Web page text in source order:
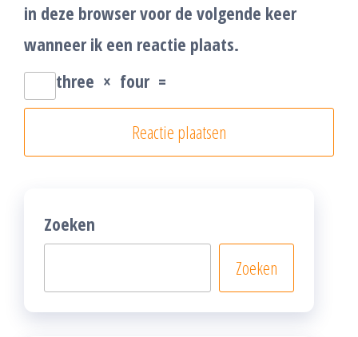
in deze browser voor de volgende keer
wanneer ik een reactie plaats.
three × four =
Zoeken
Zoeken